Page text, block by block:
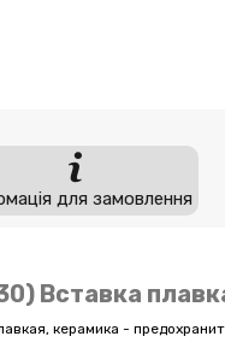
для замовлення
Вставка
керамика -